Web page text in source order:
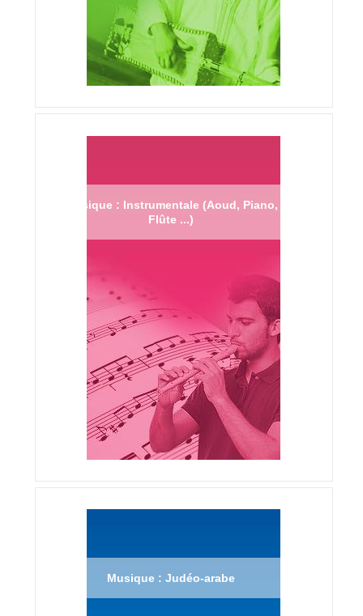
Musique : Instrumentale (Aoud, Piano,
Flûte ...)
Musique : Judéo-arabe